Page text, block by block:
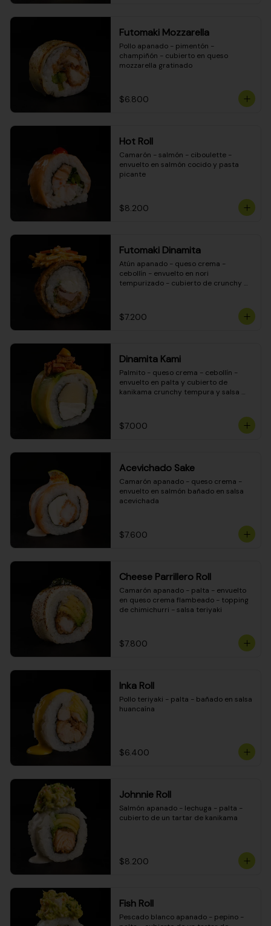
Futomaki Mozzarella
Pollo apanado - pimentón -
champiñón - cubierto en queso
mozzarella gratinado
$6.800
Hot Roll
Camarón - salmón - ciboulette -
envuelto en salmón cocido y pasta
picante
$8.200
Futomaki Dinamita
Atún apanado - queso crema -
cebollín - envuelto en nori
tempurizado - cubierto de crunchy
$7.200
Dinamita Kami
Palmito - queso crema - cebollín -
envuelto en palta y cubierto de
kanikama crunchy tempura y salsa
$7.000
Acevichado Sake
Camarón apanado - queso crema -
envuelto en salmón bañado en salsa
acevichada
$7.600
Cheese Parrillero Roll
Camarón apanado - palta - envuelto
en queso crema flambeado - topping
de chimichurri - salsa teriyaki
$7.800
Inka Roll
Pollo teriyaki - palta - bañado en salsa
huancaína
$6.400
Johnnie Roll
Salmón apanado - lechuga - palta -
cubierto de un tartar de kanikama
$8.200
Fish Roll
Pescado blanco apanado - pepino -